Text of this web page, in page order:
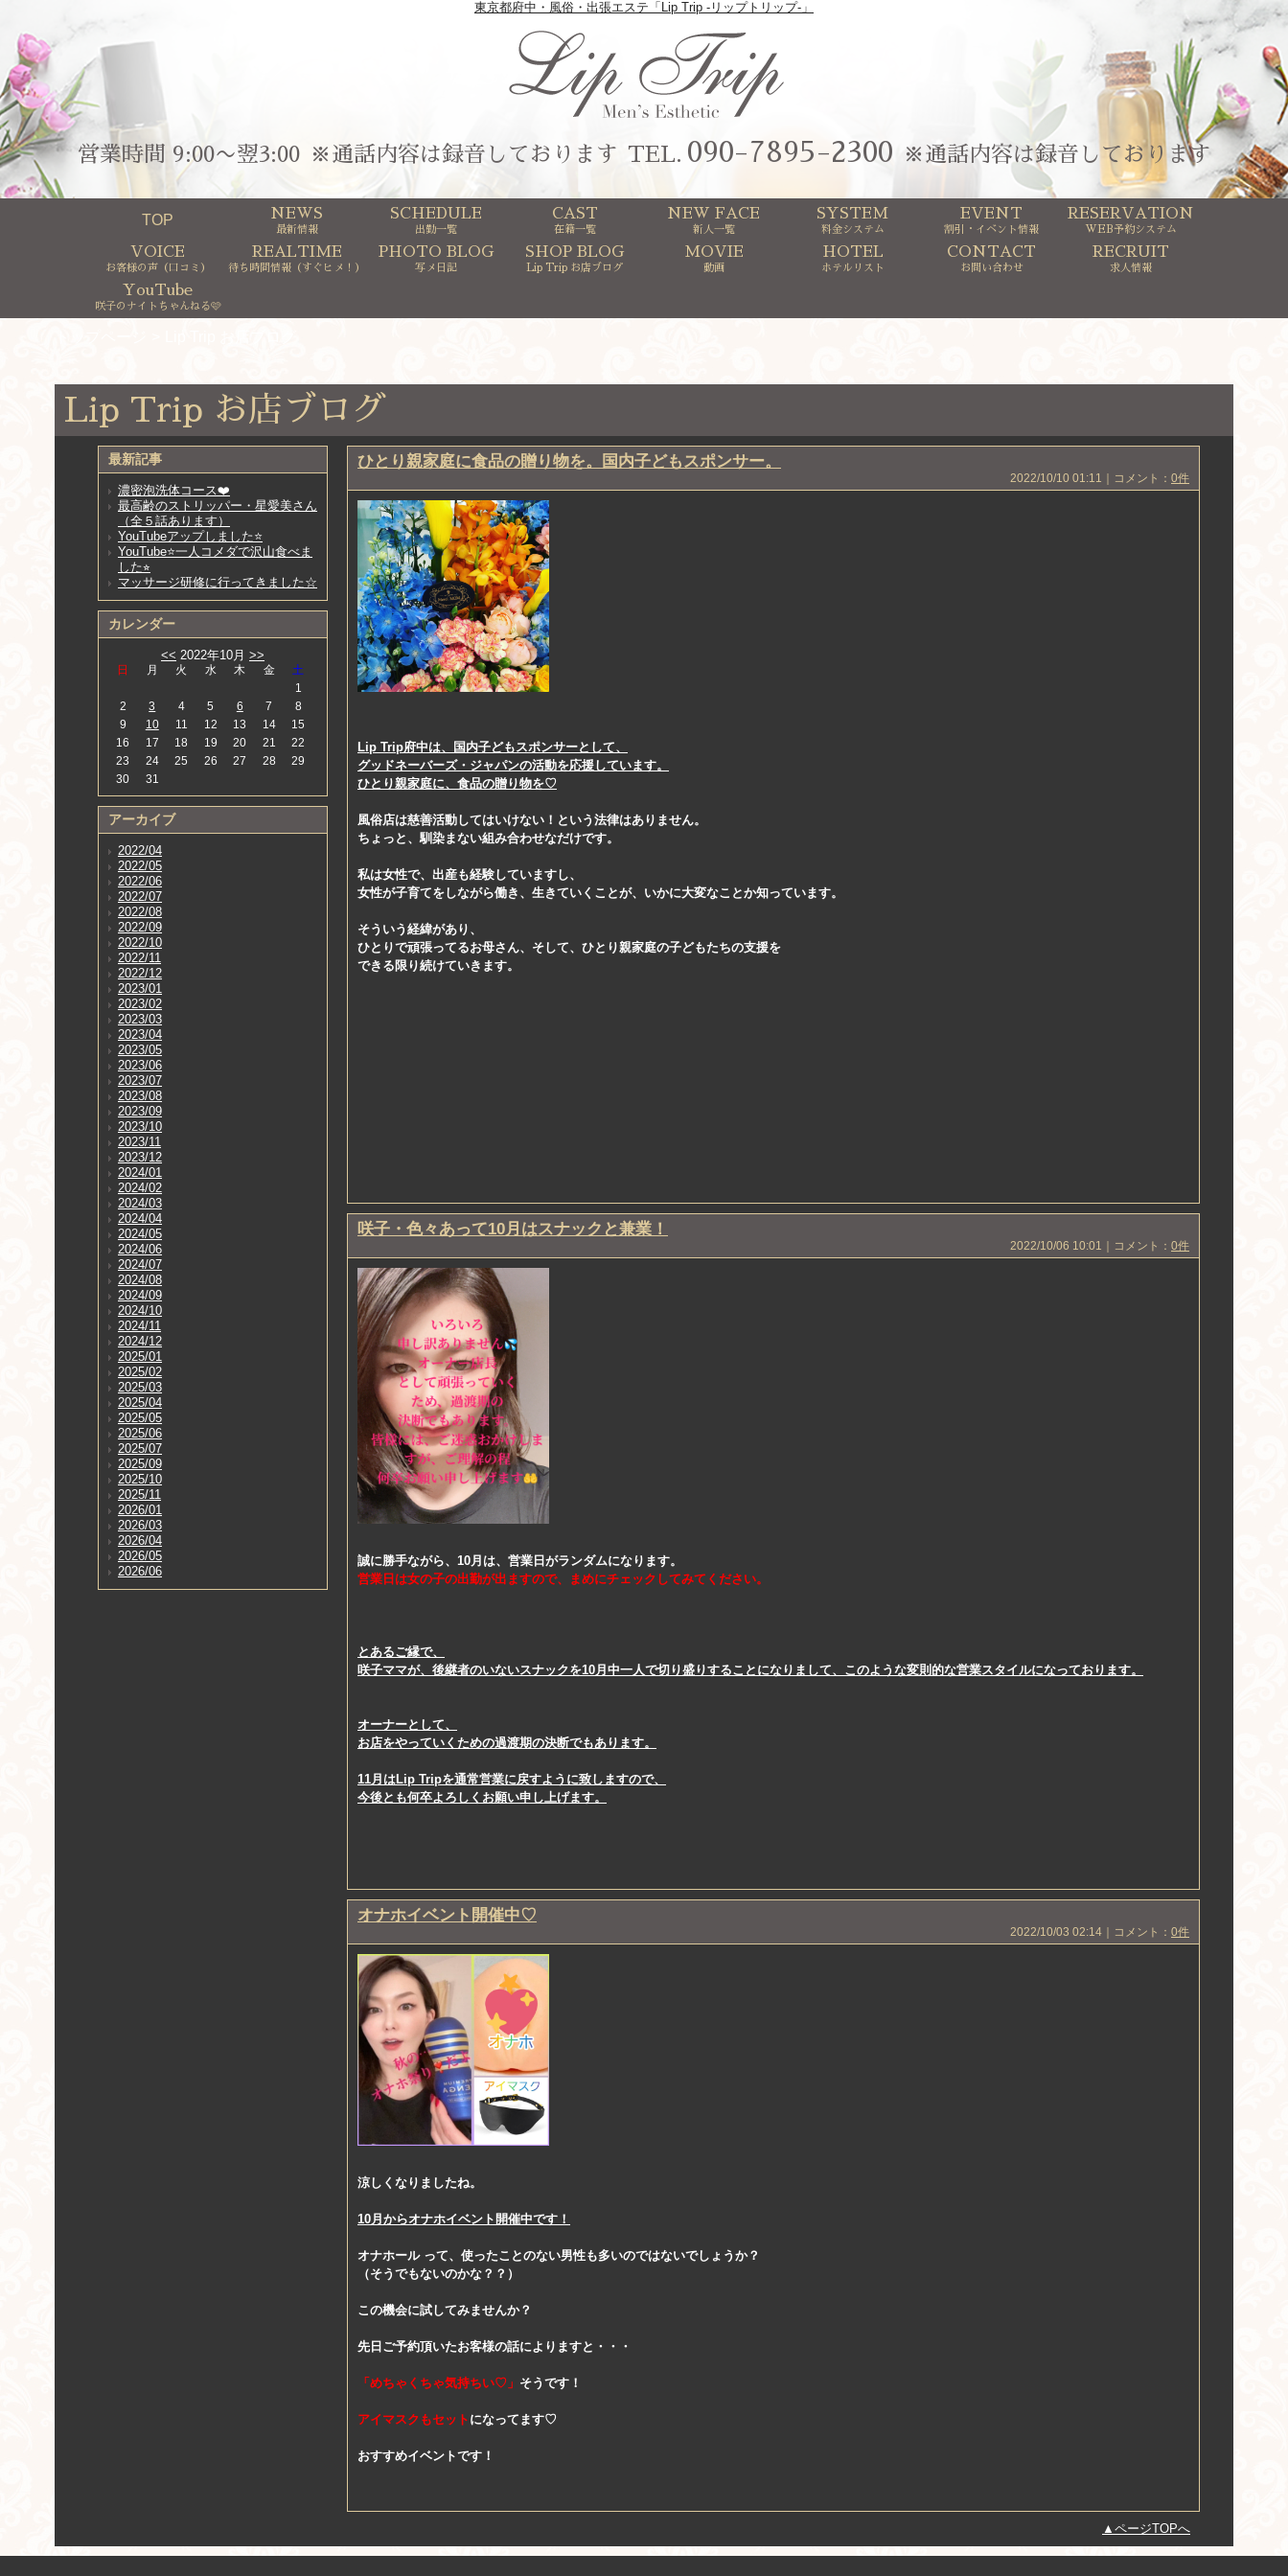
東京都府中・風俗・出張エステ「Lip Trip -リップトリップ-」
営業時間 9:00〜翌3:00 ※通話内容は録音しております TEL 090-7895-2300 ※通話内容は録音しております
TOP NEWS
最新情報
SCHEDULE
出勤一覧
CAST
在籍一覧
NEW FACE
新人一覧
SYSTEM
料金システム
EVENT
割引・イベント情報
RESERVATION
WEB予約システム
VOICE
お客様の声（口コミ）
REALTIME
待ち時間情報（すぐヒメ！）
PHOTO BLOG
写メ日記
SHOP BLOG
Lip Trip お店ブログ
MOVIE
動画
HOTEL
ホテルリスト
CONTACT
お問い合わせ
RECRUIT
求人情報
YouTube
咲子のナイトちゃんねる🩷
Lip Trip お店ブログ
最新記事
濃密泡洗体コース❤️
最高齢のストリッパー・星愛美さん
（全５話あります）
YouTubeアップしました⭐️
YouTube⭐️一人コメダで沢山食べま
した⭐︎
マッサージ研修に行ってきました☆
カレンダー
<< 2022年10月 >>
日 月 火 水 木 金
土
1
2
3 4 5 6 7
8
9
10 11 12 13 14
15
16
17 18 19 20 21
22
23
24 25 26 27 28
29
30
31
アーカイブ
2022/04
2022/05
2022/06
2022/07
2022/08
2022/09
2022/10
2022/11
2022/12
2023/01
2023/02
2023/03
2023/04
2023/05
2023/06
2023/07
2023/08
2023/09
2023/10
2023/11
2023/12
2024/01
2024/02
2024/03
2024/04
2024/05
2024/06
2024/07
2024/08
2024/09
2024/10
2024/11
2024/12
2025/01
2025/02
2025/03
2025/04
2025/05
2025/06
2025/07
2025/09
2025/10
2025/11
2026/01
2026/03
2026/04
2026/05
2026/06
ひとり親家庭に食品の贈り物を。国内子どもスポンサー。
2022/10/10 01:11｜コメント： 0件
Lip Trip府中は、国内子どもスポンサーとして、
グッドネーバーズ・ジャパンの活動を応援しています。
ひとり親家庭に、食品の贈り物を♡
風俗店は慈善活動してはいけない！という法律はありません。
ちょっと、馴染まない組み合わせなだけです。
私は女性で、出産も経験していますし、
女性が子育てをしながら働き、生きていくことが、いかに大変なことか知っています。
そういう経緯があり、
ひとりで頑張ってるお母さん、そして、ひとり親家庭の子どもたちの支援を
できる限り続けていきます。
咲子・色々あって10月はスナックと兼業！
2022/10/06 10:01｜コメント： 0件
誠に勝手ながら、10月は、営業日がランダムになります。
営業日は女の子の出勤が出ますので、まめにチェックしてみてください。
とあるご縁で、
咲子ママが、後継者のいないスナックを10月中一人で切り盛りすることになりまして、このような変則的な営業スタイルになっております。
オーナーとして、
お店をやっていくための過渡期の決断でもあります。
11月はLip Tripを通常営業に戻すように致しますので、
今後とも何卒よろしくお願い申し上げます。
オナホイベント開催中♡
2022/10/03 02:14｜コメント： 0件
涼しくなりましたね。
10月からオナホイベント開催中です！
オナホール って、使ったことのない男性も多いのではないでしょうか？
（そうでもないのかな？？）
この機会に試してみませんか？
先日ご予約頂いたお客様の話によりますと・・・
「めちゃくちゃ気持ちい♡」 そうです！
アイマスクもセット になってます♡
おすすめイベントです！
ページTOPへ